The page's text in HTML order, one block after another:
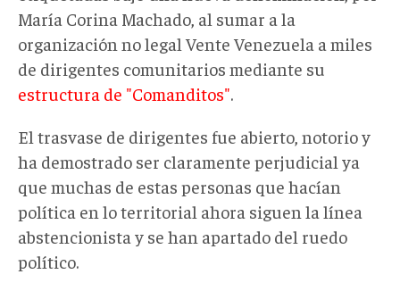
María Corina Machado, al sumar a la
organización no legal Vente Venezuela a miles
de dirigentes comunitarios mediante su
estructura de "Comanditos".
El trasvase de dirigentes fue abierto, notorio y
ha demostrado ser claramente perjudicial ya
que muchas de estas personas que hacían
política en lo territorial ahora siguen la línea
abstencionista y se han apartado del ruedo
político.